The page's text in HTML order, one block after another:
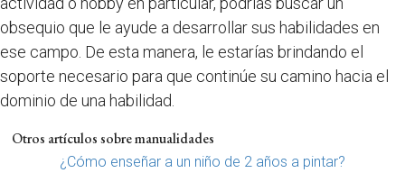
obsequio que le ayude a desarrollar sus habilidades en
ese campo. De esta manera, le estarías brindando el
soporte necesario para que continúe su camino hacia el
dominio de una habilidad.
Otros artículos sobre manualidades
¿Cómo enseñar a un niño de 2 años a pintar?